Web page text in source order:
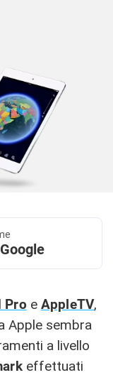
Pro e AppleTV,
Apple sembra
a livello
effettuati